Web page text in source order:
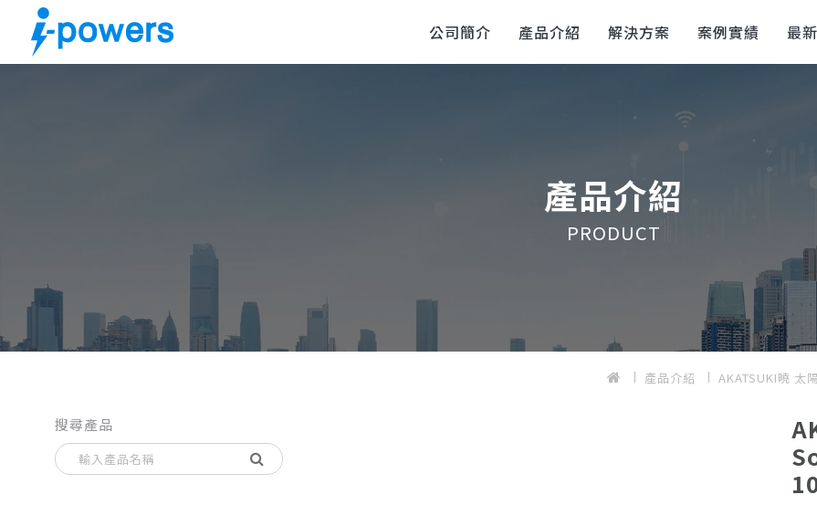
公司簡介 產品介紹 解決方案 案例實績 最
產品介紹
PRODUCT
產品介紹 AKATSUKI曉 太
搜尋產品